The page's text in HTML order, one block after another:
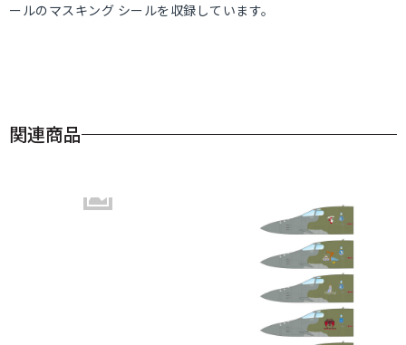
ールのマスキング シールを収録しています。
関連商品